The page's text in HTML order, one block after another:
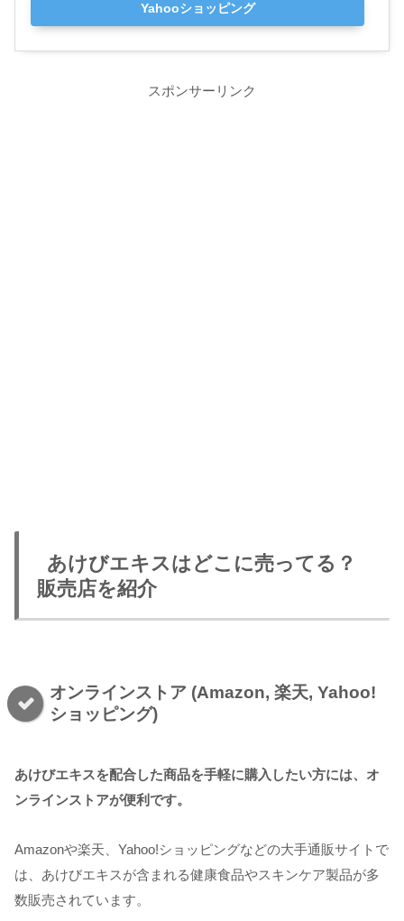
Yahooショッピング
スポンサーリンク
あけびエキスはどこに売ってる？
販売店を紹介
オンラインストア (Amazon, 楽天, Yahoo!
ショッピング)
あけびエキスを配合した商品を手軽に購入したい方には、オ
ンラインストアが便利です。
Amazonや楽天、Yahoo!ショッピングなどの大手通販サイトで
は、あけびエキスが含まれる健康食品やスキンケア製品が多
数販売されています。